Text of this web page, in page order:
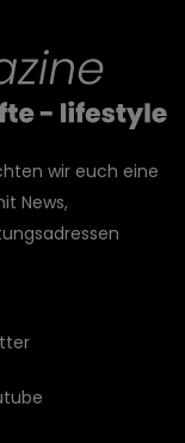
wir euch eine
News,